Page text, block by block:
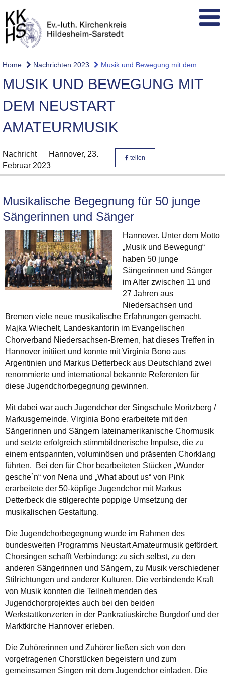
Home Nachrichten 2023 Musik und Bewegung mit dem ...
MUSIK UND BEWEGUNG MIT
DEM NEUSTART
AMATEURMUSIK
Nachricht Hannover, 23.
Februar 2023
teilen
Musikalische Begegnung für 50 junge
Sängerinnen und Sänger
Hannover. Unter dem Motto
„Musik und Bewegung“
haben 50 junge
Sängerinnen und Sänger
im Alter zwischen 11 und
27 Jahren aus
Niedersachsen und
Bremen viele neue musikalische Erfahrungen gemacht.
Majka Wiechelt, Landeskantorin im Evangelischen
Chorverband Niedersachsen-Bremen, hat dieses Treffen in
Hannover initiiert und konnte mit Virginia Bono aus
Argentinien und Markus Detterbeck aus Deutschland zwei
renommierte und international bekannte Referenten für
diese Jugendchorbegegnung gewinnen.
Mit dabei war auch Jugendchor der Singschule Moritzberg /
Markusgemeinde. Virginia Bono erarbeitete mit den
Sängerinnen und Sängern lateinamerikanische Chormusik
und setzte erfolgreich stimmbildnerische Impulse, die zu
einem entspannten, voluminösen und präsenten Chorklang
führten. Bei den für Chor bearbeiteten Stücken „Wunder
gesche`n“ von Nena und „What about us“ von Pink
erarbeitete der 50-köpfige Jugendchor mit Markus
Detterbeck die stilgerechte poppige Umsetzung der
musikalischen Gestaltung.
Die Jugendchorbegegnung wurde im Rahmen des
bundesweiten Programms Neustart Amateurmusik gefördert.
Chorsingen schafft Verbindung: zu sich selbst, zu den
anderen Sängerinnen und Sängern, zu Musik verschiedener
Stilrichtungen und anderer Kulturen. Die verbindende Kraft
von Musik konnten die Teilnehmenden des
Jugendchorprojektes auch bei den beiden
Werkstattkonzerten in der Pankratiuskirche Burgdorf und der
Marktkirche Hannover erleben.
Die Zuhörerinnen und Zuhörer ließen sich von den
vorgetragenen Chorstücken begeistern und zum
gemeinsamen Singen mit dem Jugendchor einladen. Die